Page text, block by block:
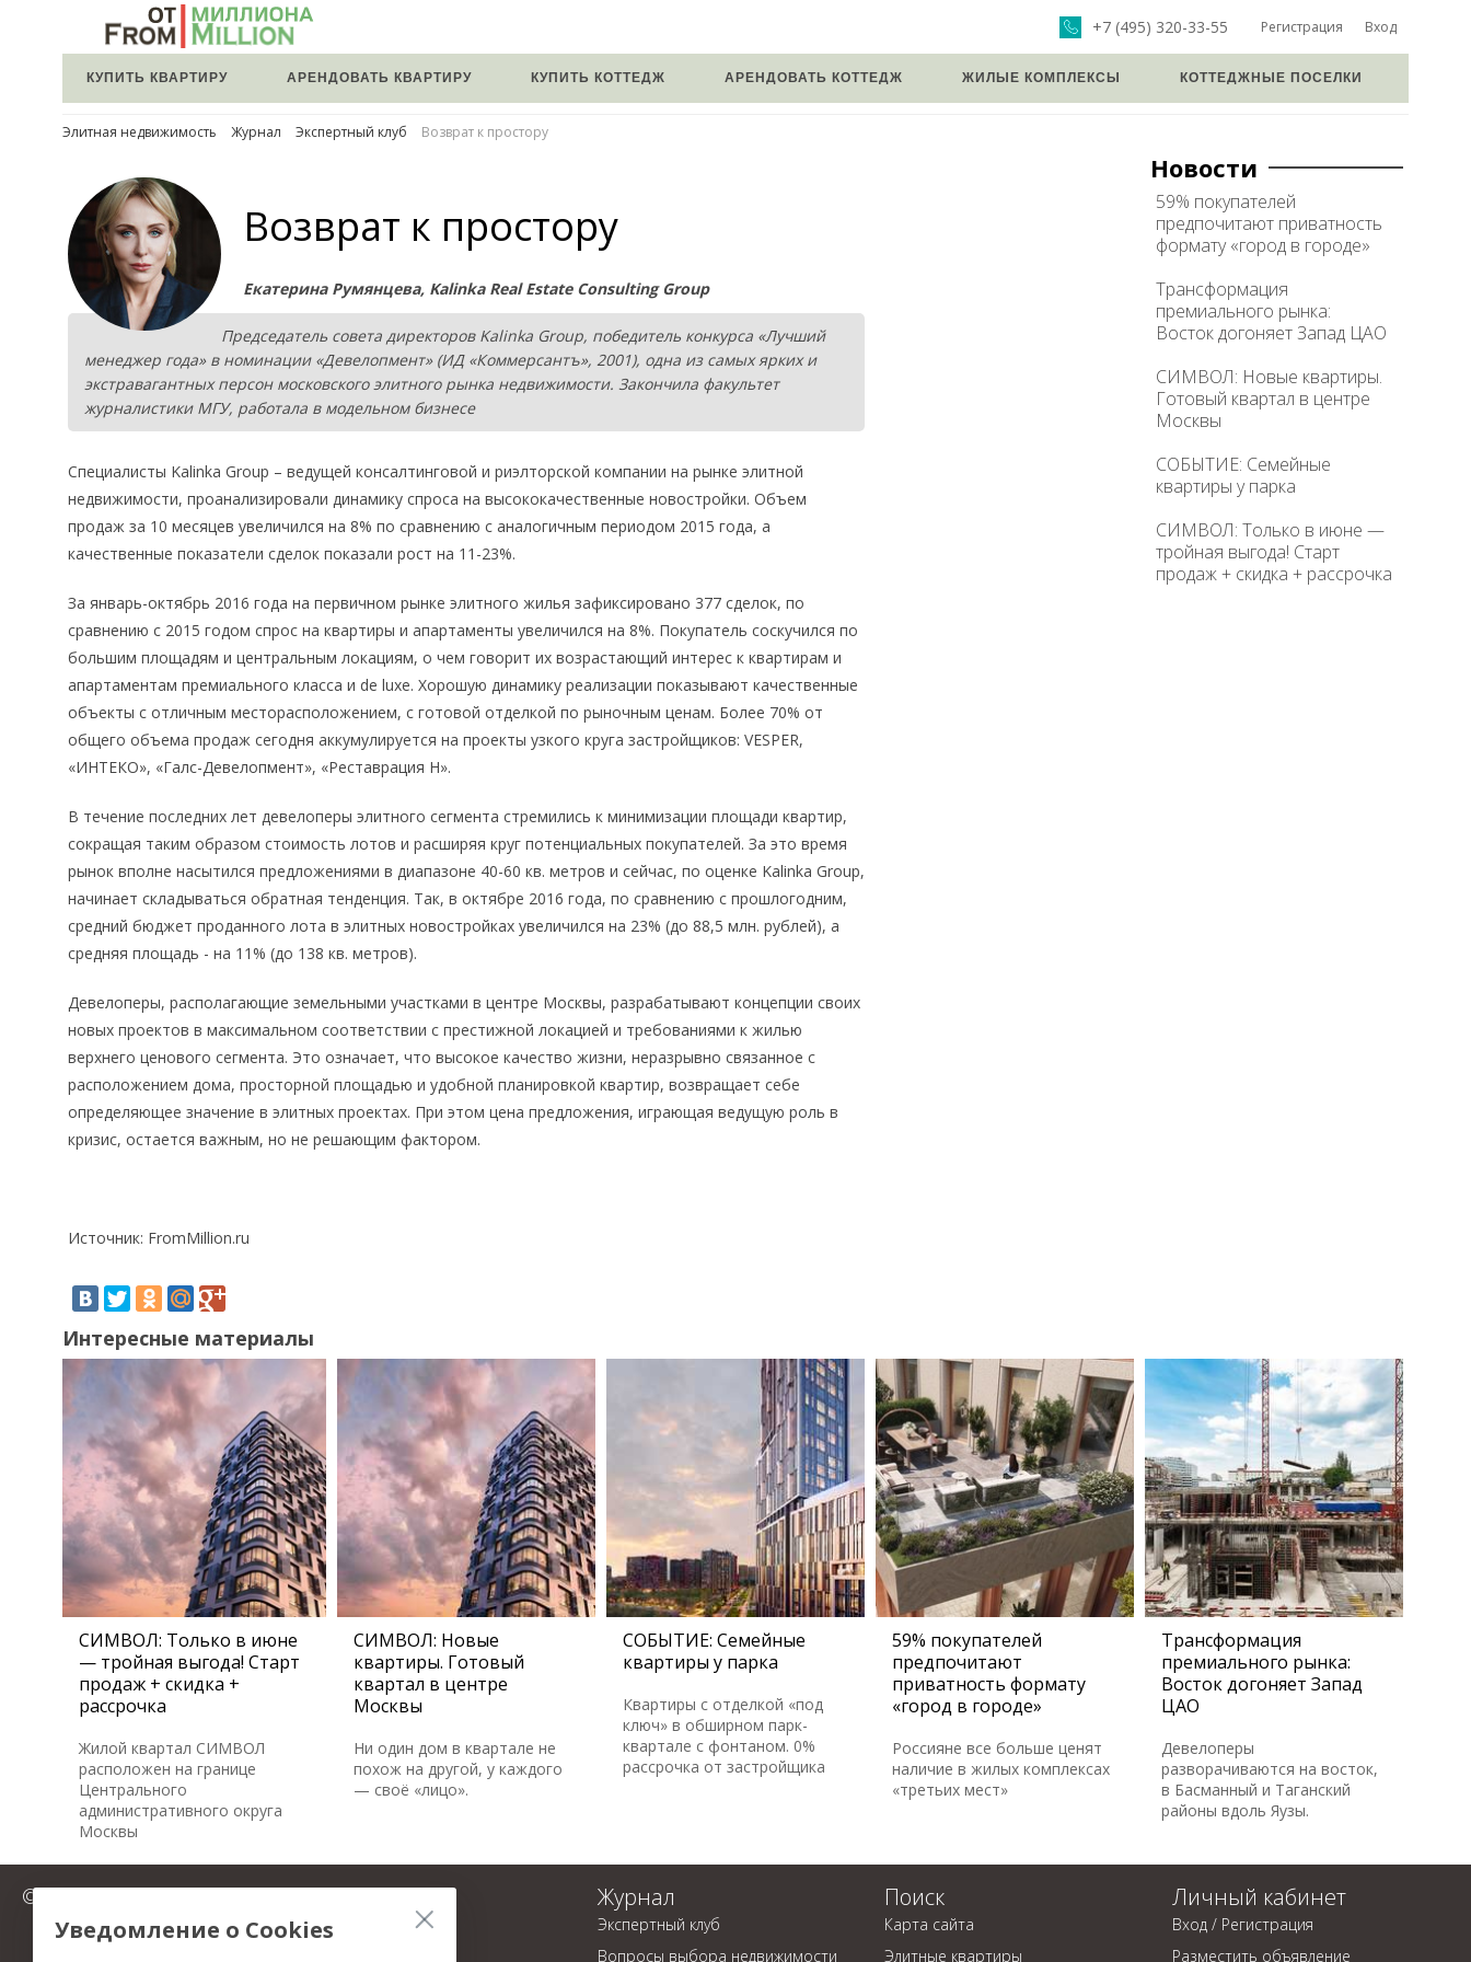
Регистрация Вход
+7 (495) 320-33-55
КУПИТЬ КВАРТИРУ АРЕНДОВАТЬ КВАРТИРУ КУПИТЬ КОТТЕДЖ АРЕНДОВАТЬ КОТТЕДЖ ЖИЛЫЕ КОМПЛЕКСЫ КОТТЕДЖНЫЕ ПОСЕЛКИ
Элитная недвижимость Журнал Экспертный клуб Возврат к простору
Возврат к простору
Екатерина Румянцева, Kalinka Real Estate Consulting Group
Председатель совета директоров Kalinka Group, победитель конкурса «Лучший
менеджер года» в номинации «Девелопмент» (ИД «Коммерсантъ», 2001), одна из самых ярких и
экстравагантных персон московского элитного рынка недвижимости. Закончила факультет
журналистики МГУ, работала в модельном бизнесе
Специалисты Kalinka Group – ведущей консалтинговой и риэлторской компании на рынке элитной
недвижимости, проанализировали динамику спроса на высококачественные новостройки. Объем
продаж за 10 месяцев увеличился на 8% по сравнению с аналогичным периодом 2015 года, а
качественные показатели сделок показали рост на 11-23%.
За январь-октябрь 2016 года на первичном рынке элитного жилья зафиксировано 377 сделок, по
сравнению с 2015 годом спрос на квартиры и апартаменты увеличился на 8%. Покупатель соскучился по
большим площадям и центральным локациям, о чем говорит их возрастающий интерес к квартирам и
апартаментам премиального класса и de luxe. Хорошую динамику реализации показывают качественные
объекты с отличным месторасположением, с готовой отделкой по рыночным ценам. Более 70% от
общего объема продаж сегодня аккумулируется на проекты узкого круга застройщиков: VESPER,
«ИНТЕКО», «Галс-Девелопмент», «Реставрация Н».
В течение последних лет девелоперы элитного сегмента стремились к минимизации площади квартир,
сокращая таким образом стоимость лотов и расширяя круг потенциальных покупателей. За это время
рынок вполне насытился предложениями в диапазоне 40-60 кв. метров и сейчас, по оценке Kalinka Group,
начинает складываться обратная тенденция. Так, в октябре 2016 года, по сравнению с прошлогодним,
средний бюджет проданного лота в элитных новостройках увеличился на 23% (до 88,5 млн. рублей), а
средняя площадь - на 11% (до 138 кв. метров).
Девелоперы, располагающие земельными участками в центре Москвы, разрабатывают концепции своих
новых проектов в максимальном соответствии с престижной локацией и требованиями к жилью
верхнего ценового сегмента. Это означает, что высокое качество жизни, неразрывно связанное с
расположением дома, просторной площадью и удобной планировкой квартир, возвращает себе
определяющее значение в элитных проектах. При этом цена предложения, играющая ведущую роль в
кризис, остается важным, но не решающим фактором.
Источник: FromMillion.ru
Новости
59% покупателей
предпочитают приватность
формату «город в городе»
Трансформация
премиального рынка:
Восток догоняет Запад ЦАО
СИМВОЛ: Новые квартиры.
Готовый квартал в центре
Москвы
СОБЫТИЕ: Семейные
квартиры у парка
СИМВОЛ: Только в июне —
тройная выгода! Старт
продаж + скидка + рассрочка
Интересные материалы
СИМВОЛ: Только в июне
— тройная выгода! Старт
продаж + скидка +
рассрочка
Жилой квартал СИМВОЛ
расположен на границе
Центрального
административного округа
Москвы
СИМВОЛ: Новые
квартиры. Готовый
квартал в центре
Москвы
Ни один дом в квартале не
похож на другой, у каждого
— своё «лицо».
СОБЫТИЕ: Семейные
квартиры у парка
Квартиры с отделкой «под
ключ» в обширном парк-
квартале с фонтаном. 0%
рассрочка от застройщика
59% покупателей
предпочитают
приватность формату
«город в городе»
Россияне все больше ценят
наличие в жилых комплексах
«третьих мест»
Трансформация
премиального рынка:
Восток догоняет Запад
ЦАО
Девелоперы
разворачиваются на восток,
в Басманный и Таганский
районы вдоль Яузы.
Уведомление о Cookies
© 2025 FromMillion.ru Журнал
Экспертный клуб
Вопросы выбора недвижимости
Поиск
Карта сайта
Элитные квартиры
Личный кабинет
Вход / Регистрация
Разместить объявление